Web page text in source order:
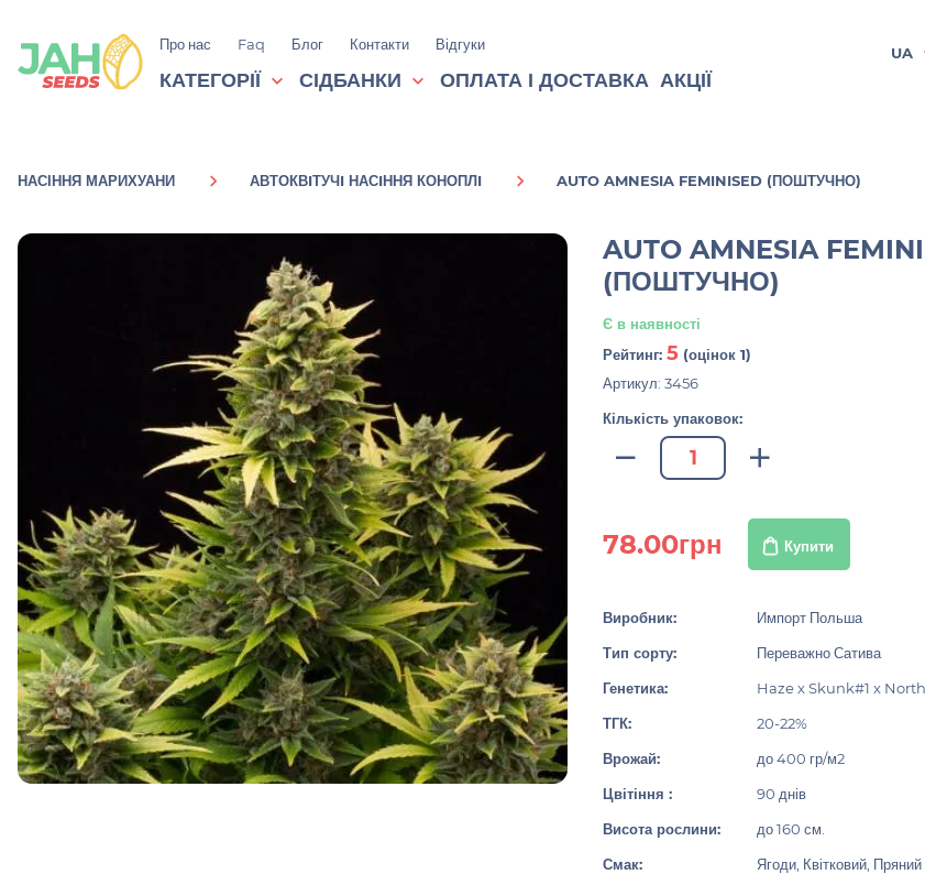
Про нас Faq Блог Контакти Відгуки
КАТЕГОРІЇ СІДБАНКИ ОПЛАТА І ДОСТАВКА АКЦІЇ
UA
НАСІННЯ МАРИХУАНИ АВТОКВIТУЧI НАСIННЯ КОНОПЛI AUTO AMNESIA FEMINISED (ПОШТУЧНО)
AUTO AMNESIA
(ПОШТУЧНО)
Є в наявності
Рейтинг: 5 (оцінок 1)
Артикул: 3456
Кількість упаковок:
78.00грн Купити
Виробник:
Импорт Польша
Тип сорту:
Переважно Сатива
Генетика:
Haze x Skunk#1 x
ТГК:
20-22%
Врожай:
до 400 гр/м2
Цвітіння :
90 днів
Висота рослини:
до 160 см.
Смак:
Ягоди, Квітковий, Пряний